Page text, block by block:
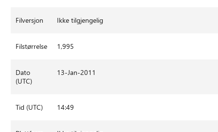
Filversjon Ikke tilgjengelig
Filstørrelse 1,995
Dato
(UTC)
13-Jan-2011
Tid (UTC) 14:49